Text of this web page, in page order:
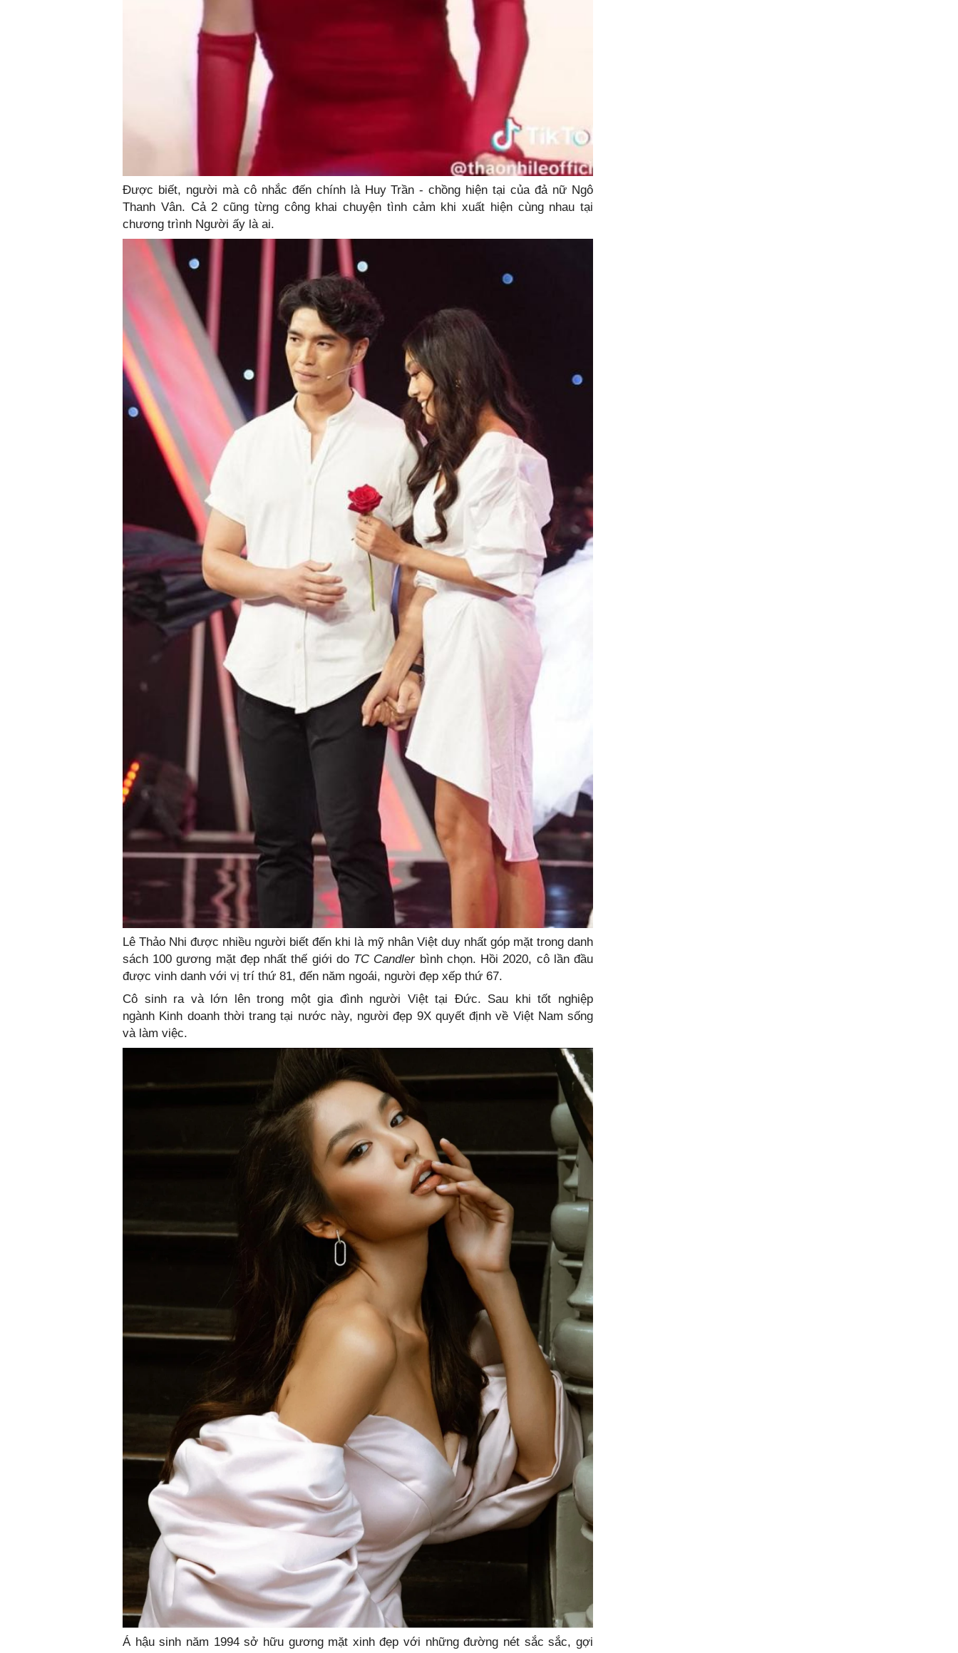
Được biết, người mà cô nhắc đến chính là Huy Trần - chồng hiện tại của đả nữ Ngô
Thanh Vân. Cả 2 cũng từng công khai chuyện tình cảm khi xuất hiện cùng nhau tại
chương trình Người ấy là ai.
Lê Thảo Nhi được nhiều người biết đến khi là mỹ nhân Việt duy nhất góp mặt trong danh
sách 100 gương mặt đẹp nhất thế giới do TC Candlerbình chọn. Hồi 2020, cô lần đầu
được vinh danh với vị trí thứ 81, đến năm ngoái, người đẹp xếp thứ 67.
Cô sinh ra và lớn lên trong một gia đình người Việt tại Đức. Sau khi tốt nghiệp
ngành Kinh doanh thời trang tại nước này, người đẹp 9X quyết định về Việt Nam sống
và làm việc.
Á hậu sinh năm 1994 sở hữu gương mặt xinh đẹp với những đường nét sắc sắc, gợi